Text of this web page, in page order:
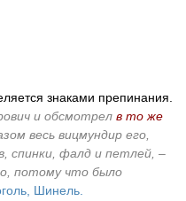
знаками препинания.
и обсмотрел в то же
весь вицмундир его,
спинки, фалд и петлей, –
потому что было
Шинель.